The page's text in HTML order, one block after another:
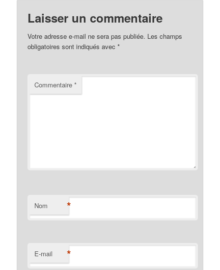
Laisser un commentaire
Votre adresse e-mail ne sera pas publiée. Les champs
obligatoires sont indiqués avec*
Commentaire*
Nom *
E-mail *